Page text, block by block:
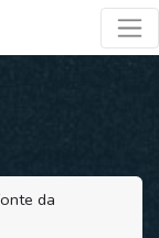
da